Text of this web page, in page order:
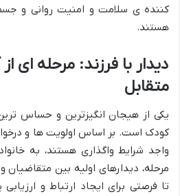
کننده ی سلامت و امنیت روانی و
هستند.
دیدار با فرزند: مرحله ای
متقابل
یکی از هیجان انگیزترین و حساس
کودک است. بر اساس اولویت ها و
واجد شرایط واگذاری هستند، به
مرحله، دیدارهای اولیه بین
تا فرصتی برای ایجاد ارتباط و